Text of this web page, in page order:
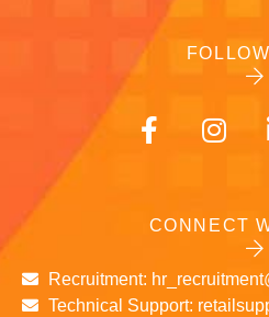
CONNECT
Recruitment:
Technical Support: